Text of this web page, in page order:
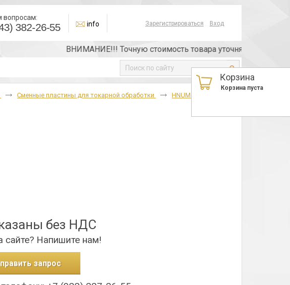
Зарегистрироваться Вход
вопросам:
382-26-55 info
ВНИМАНИЕ!!! Точную стоимость товара уточняйте у
Корзина
Корзина пуста
Сменные пластины для токарной обработки
HNUM(11114)
без НДС
сайте? Напишите нам!
запрос